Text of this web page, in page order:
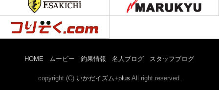
HOME ムービー 釣果情報 名人ブログ スタッフブログ
copyright (C) いかだイズム+plus All right reserved.